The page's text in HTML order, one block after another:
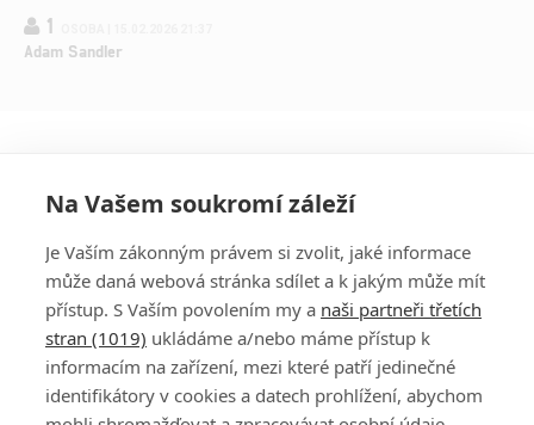
1
Adam Sandler
PŘIHLÁSIT
REGISTROVAT
DISKUZE
Na Vašem soukromí záleží
Je Vaším zákonným právem si zvolit, jaké informace
může daná webová stránka sdílet a k jakým může mít
přístup. S Vaším povolením my a naši partneři třetích
stran (1019) ukládáme a/nebo máme přístup k
informacím na zařízení, mezi které patří jedinečné
identifikátory v cookies a datech prohlížení, abychom